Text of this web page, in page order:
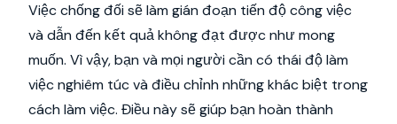
Việc chống đối sẽ làm gián đoạn tiến độ công việc
và dẫn đến kết quả không đạt được như mong
muốn. Vì vậy, bạn và mọi người cần có thái độ làm
việc nghiêm túc và điều chỉnh những khác biệt trong
cách làm việc. Điều này sẽ giúp bạn hoàn thành